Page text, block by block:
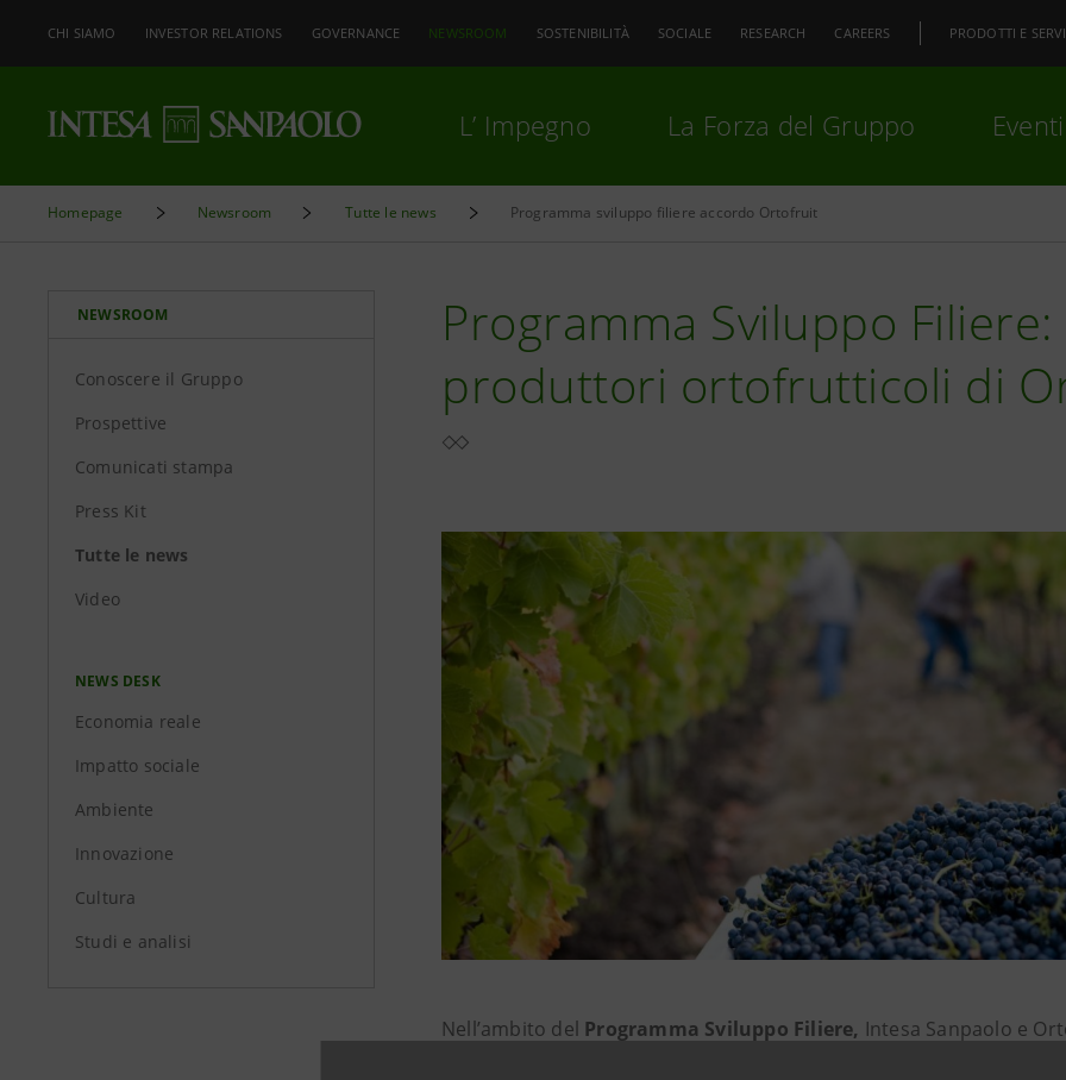
CHI SIAMO INVESTOR RELATIONS GOVERNANCE NEWSROOM SOSTENIBILITÀ SOCIALE RESEARCH CAREERS PRODOTTI E
L’ Impegno La Forza del Gruppo
Homepage Newsroom Tutte le news Programma sviluppo filiere accordo Ortofruit
NEWSROOM
Conoscere il Gruppo
Prospettive
Comunicati stampa
Press Kit
Tutte le news
Video
NEWS DESK
Economia reale
Impatto sociale
Ambiente
Innovazione
Cultura
Studi e analisi
Programma Sviluppo
produttori ortofrutticoli di
Nell’ambito del Programma Sviluppo Filiere, Intesa Sanpaolo e
collaborazione per anticipare alle circa 400 micro imprese